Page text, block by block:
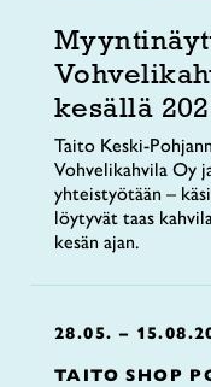
kesällä
Taito Keski-
Vohvelikahvila Oy
yhteistyötään –
löytyvät taas
kesän ajan.
28.05. –
TAITO SHOP